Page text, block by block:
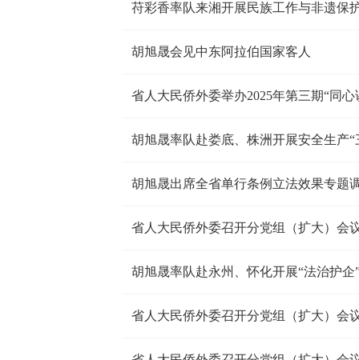
苻彩香率队来湘开展民族工作与非遗保
胡旭晟会见中东阿拉伯国家客人
省人大民侨外委举办2025年第三期“同
胡旭晟率队赴娄底、株洲开展安全生产
胡旭晟出席全省单行条例立法效果专题
省人大民侨外委召开分党组（扩大）会
省人大民侨外委召开分党组（扩大）会